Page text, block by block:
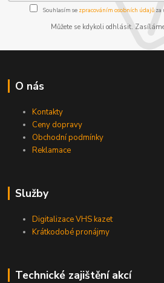
Souhlasím se zpracováním osobních údajůza
Můžete se kdykoli odhlásit.
O nás
Kontakty
Ceny dopravy
Obchodní podmínky
Reklamace
Služby
Digitalizace VHS kazet
Krátkodobé pronájmy
Technické zajištění akcí